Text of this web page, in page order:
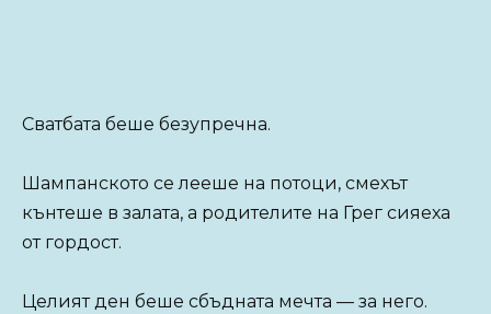
Сватбата беше безупречна.
Шампанското се лееше на потоци, смехът
кънтеше в залата, а родителите на Грег сияеха
от гордост.
Целият ден беше сбъдната мечта — за него.